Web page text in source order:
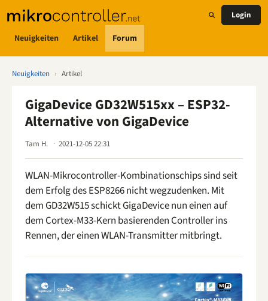
Neuigkeiten Artikel Forum
Login
Neuigkeiten › Artikel
GigaDevice GD32W515xx – ESP32-
Alternative von GigaDevice
Tam H. 2021-12-05 22:31
WLAN-Mikrocontroller-Kombinationschips sind seit
dem Erfolg des ESP8266 nicht wegzudenken. Mit
dem GD32W515 schickt GigaDevice nun einen auf
dem Cortex-M33-Kern basierenden Controller ins
Rennen, der einen WLAN-Transmitter mitbringt.